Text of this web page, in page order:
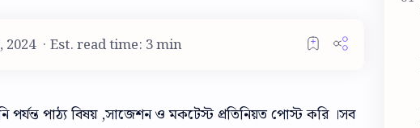
Est. read time: 3 min
পাঠ্য বিষয় ,সাজেশন ও মকটেস্ট প্রতিনিয়ত পোস্ট করি ।সব